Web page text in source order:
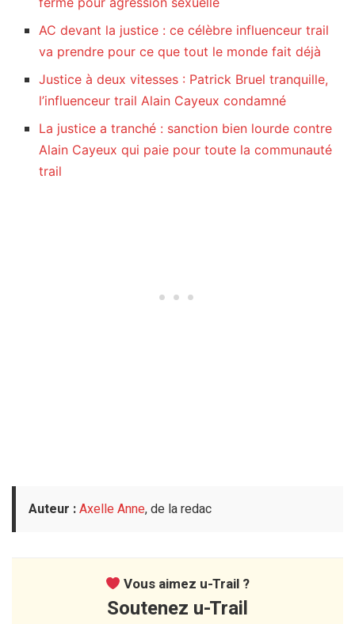
AC devant la justice : ce célèbre influenceur trail
va prendre pour ce que tout le monde fait déjà
Justice à deux vitesses : Patrick Bruel tranquille,
l’influenceur trail Alain Cayeux condamné
La justice a tranché : sanction bien lourde contre
Alain Cayeux qui paie pour toute la communauté
trail
Auteur :Axelle Anne, de la redac
Vous aimez u-Trail ?
Soutenez u-Trail